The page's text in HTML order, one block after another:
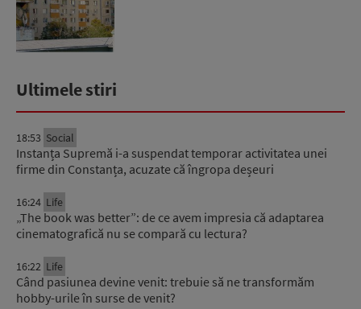
Ultimele stiri
18:53 Social
Instanța Supremă i-a suspendat temporar activitatea unei
firme din Constanța, acuzate că îngropa deșeuri
16:24 Life
„The book was better”: de ce avem impresia că adaptarea
cinematografică nu se compară cu lectura?
16:22 Life
Când pasiunea devine venit: trebuie să ne transformăm
hobby-urile în surse de venit?